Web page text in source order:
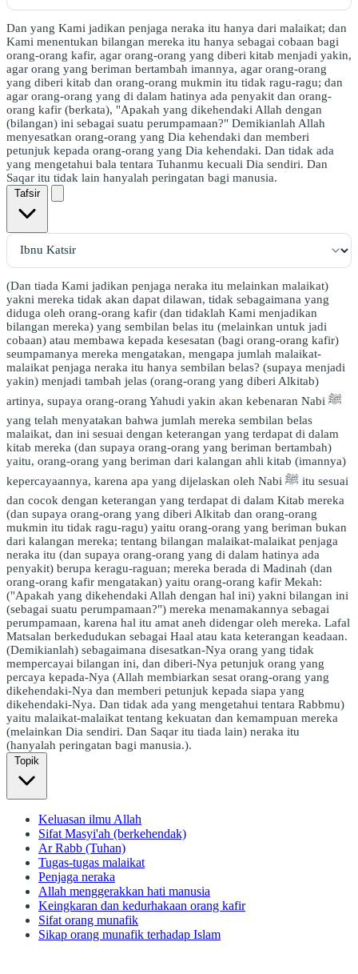
Dan yang Kami jadikan penjaga neraka itu hanya dari malaikat; dan
Kami menentukan bilangan mereka itu hanya sebagai cobaan bagi
orang-orang kafir, agar orang-orang yang diberi kitab menjadi yakin,
agar orang yang beriman bertambah imannya, agar orang-orang
yang diberi kitab dan orang-orang mukmin itu tidak ragu-ragu; dan
agar orang-orang yang di dalam hatinya ada penyakit dan orang-
orang kafir (berkata), "Apakah yang dikehendaki Allah dengan
(bilangan) ini sebagai suatu perumpamaan?" Demikianlah Allah
menyesatkan orang-orang yang Dia kehendaki dan memberi
petunjuk kepada orang-orang yang Dia kehendaki. Dan tidak ada
yang mengetahui bala tentara Tuhanmu kecuali Dia sendiri. Dan
Saqar itu tidak lain hanyalah peringatan bagi manusia.
Tafsir
(Dan tiada Kami jadikan penjaga neraka itu melainkan malaikat)
yakni mereka tidak akan dapat dilawan, tidak sebagaimana yang
diduga oleh orang-orang kafir (dan tidaklah Kami menjadikan
bilangan mereka) yang sembilan belas itu (melainkan untuk jadi
cobaan) atau membawa kepada kesesatan (bagi orang-orang kafir)
seumpamanya mereka mengatakan, mengapa jumlah malaikat-
malaikat penjaga neraka itu hanya sembilan belas? (supaya menjadi
yakin) menjadi tambah jelas (orang-orang yang diberi Alkitab)
artinya, supaya orang-orang Yahudi yakin akan kebenaran Nabi ﷺ
yang telah menyatakan bahwa jumlah mereka sembilan belas
malaikat, dan ini sesuai dengan keterangan yang terdapat di dalam
kitab mereka (dan supaya orang-orang yang beriman bertambah)
yaitu, orang-orang yang beriman dari kalangan ahli kitab (imannya)
kepercayaannya, karena apa yang dijelaskan oleh Nabi ﷺ itu sesuai
dan cocok dengan keterangan yang terdapat di dalam Kitab mereka
(dan supaya orang-orang yang diberi Alkitab dan orang-orang
mukmin itu tidak ragu-ragu) yaitu orang-orang yang beriman bukan
dari kalangan mereka; tentang bilangan malaikat-malaikat penjaga
neraka itu (dan supaya orang-orang yang di dalam hatinya ada
penyakit) berupa keragu-raguan; mereka berada di Madinah (dan
orang-orang kafir mengatakan) yaitu orang-orang kafir Mekah:
("Apakah yang dikehendaki Allah dengan hal ini) yakni bilangan ini
(sebagai suatu perumpamaan?") mereka menamakannya sebagai
perumpamaan, karena hal itu amat aneh didengar oleh mereka. Lafal
Matsalan berkedudukan sebagai Haal atau kata keterangan keadaan.
(Demikianlah) sebagaimana disesatkan-Nya orang yang tidak
mempercayai bilangan ini, dan diberi-Nya petunjuk orang yang
percaya kepada-Nya (Allah membiarkan sesat orang-orang yang
dikehendaki-Nya dan memberi petunjuk kepada siapa yang
dikehendaki-Nya. Dan tidak ada yang mengetahui tentara Rabbmu)
yaitu malaikat-malaikat tentang kekuatan dan kemampuan mereka
(melainkan Dia sendiri. Dan Saqar itu tiada lain) neraka itu
(hanyalah peringatan bagi manusia.).
Topik
Keluasan ilmu Allah
Sifat Masyi'ah (berkehendak)
Ar Rabb (Tuhan)
Tugas-tugas malaikat
Penjaga neraka
Allah menggerakkan hati manusia
Keingkaran dan kedurhakaan orang kafir
Sifat orang munafik
Sikap orang munafik terhadap Islam